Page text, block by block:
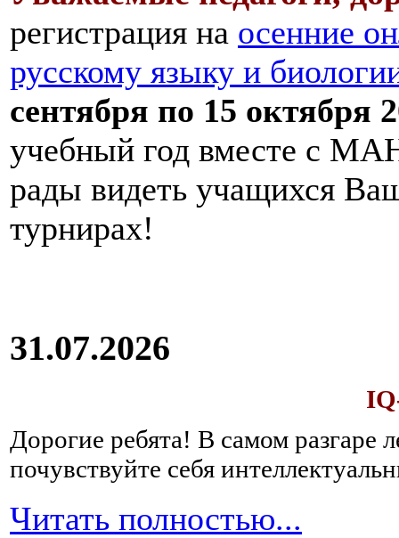
регистрация на осенние
русскому языку и
сентября по 15 октября
учебный год вместе с
рады видеть учащихся
турнирах!
31.07.2026
Дорогие ребята! В самом разгаре
почувствуйте себя
Читать полностью...